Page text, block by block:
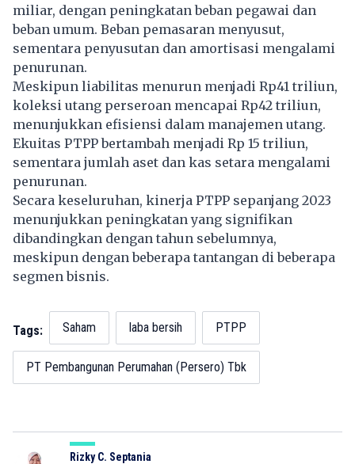
miliar, dengan peningkatan beban pegawai dan
beban umum. Beban pemasaran menyusut,
sementara penyusutan dan amortisasi mengalami
penurunan.
Meskipun liabilitas menurun menjadi Rp41 triliun,
koleksi utang perseroan mencapai Rp42 triliun,
menunjukkan efisiensi dalam manajemen utang.
Ekuitas PTPP bertambah menjadi Rp 15 triliun,
sementara jumlah aset dan kas setara mengalami
penurunan.
Secara keseluruhan, kinerja PTPP sepanjang 2023
menunjukkan peningkatan yang signifikan
dibandingkan dengan tahun sebelumnya,
meskipun dengan beberapa tantangan di beberapa
segmen bisnis.
Tags: Saham laba bersih PTPP
PT Pembangunan Perumahan (Persero) Tbk
Rizky C. Septania